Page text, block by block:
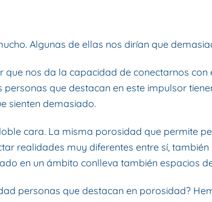
Algunas de ellas nos dirían que
que nos da la capacidad de conectarnos
que destacan en este impulsor
sienten demasiado.
cara. La misma porosidad que permite
realidades muy diferentes entre sí,
en un ámbito conlleva también espacios
personas que destacan en porosidad?